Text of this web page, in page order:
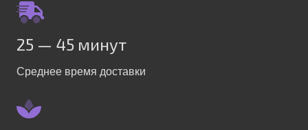
25 — 45 минут
Среднее время доставки